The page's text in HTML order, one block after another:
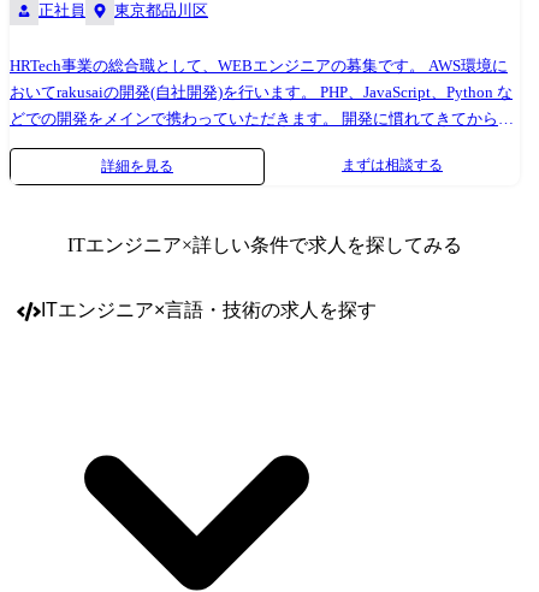
ニング等の運⽤の推進 組織目標に向かって継続的に活動することでメン
ロセスの改善提案と実践、他グループとの共有 ※リーダーとなっても一
定の開発・プレイング業務は含まれます セーフィーでは、技術力で開発
を導くシニアエンジニア・テックリード、ピープルマネジメント特化で
組織づくりを担うリーダー、どちらのキャリア観も最大限尊重し、個人
が思い描く、それぞれの活躍を遂げられるよう、組織でサポートしてい
リーダー、それぞれのキャリアに合わせた並列の基準を持っており、そ
す。 尚、具体の方向性の決定は、選考にてすり合わせを行っておりま
StatusCake、Sentry、Datadog CI/CD:GitHub Actions その他:GitHub、
Docker、 Fluent Bit、Redash ●従事すべき業務の変更の範囲 <雇入れ直後
>システムの設計・開発・デザイン、その他これらに付随する一切の業務
<変更の範囲> 会社の定める業務
正社員 東京都品川区
HRTech事業の総合職として、WEBエンジニアの募集です。 AWS環境に
おいてrakusaiの開発(自社開発)を行います。 PHP、JavaScript、Python な
どでの開発をメインで携わっていただきます。 開発に慣れてきてからは
適性に応じたキャリアを形成することが可能です。 具体的には… ●AWS
を利用したインフラ構築 ●メンバー管理(進捗管理、メンバー育成、1on1
業務 ※グループ会社への出向を含む サービス概要 rakusai お客様が既に
動化】を行っています。 応募者情報の取得、面接設定の自動化、設定し
Vue.js サーバ、ツール等:AWS、Git(Gitlab)、MySQL、Docker 一日のスケ
ジュール(例) 09:00～13:00 開発タスク 13:00～14:00 休憩 14:00～15:00
お客様とMTG 15:00～19:00 開発タスク 19:00～20:00 社内MTG(チーム会
議/プロジェクトごとの会議など)当日の進捗確認・翌日のタスクの整理
詳細を見る まずは相談する
ITエンジニア×詳しい条件で求人を探してみる
ITエンジニア×言語・技術の求人を探す